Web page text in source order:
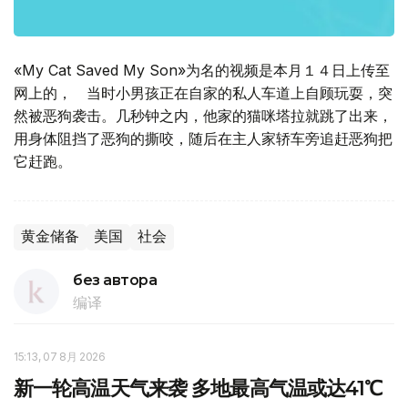
«My Cat Saved My Son»为名的视频是本月１４日上传至
网上的， 当时小男孩正在自家的私人车道上自顾玩耍，突
然被恶狗袭击。几秒钟之内，他家的猫咪塔拉就跳了出来，
用身体阻挡了恶狗的撕咬，随后在主人家轿车旁追赶恶狗把
它赶跑。
黄金储备 美国 社会
без автора
编译
15:13, 07 8月 2026
新一轮高温天气来袭 多地最高气温或达41℃